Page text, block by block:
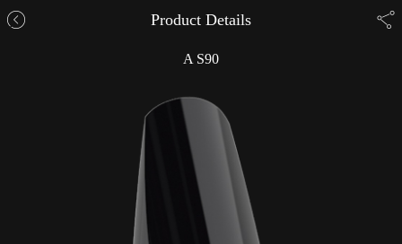
Product Details
A S90